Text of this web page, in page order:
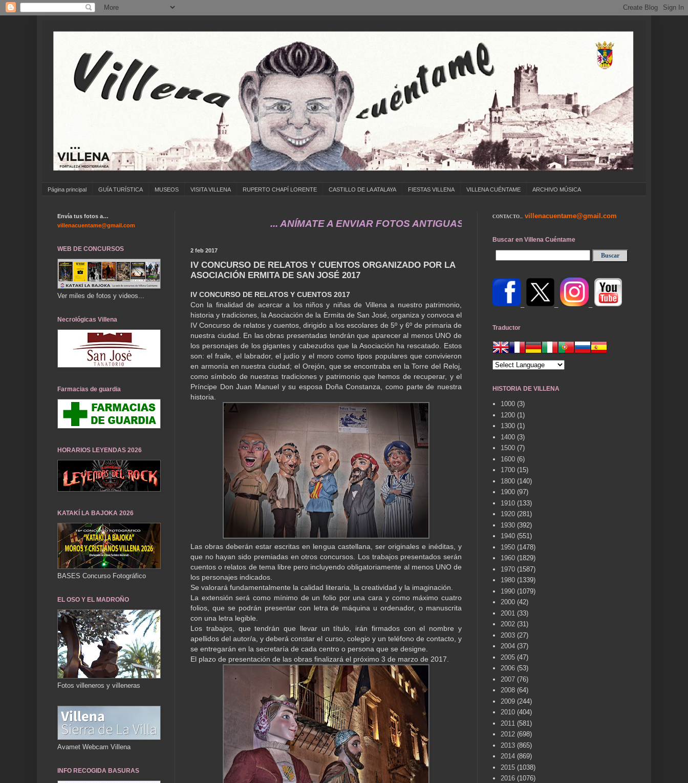
Página principal GUÍA TURÍSTICA MUSEOS VISITA VILLENA RUPERTO CHAPÍ LORENTE CASTILLO DE LA ATALAYA FIESTAS VILLENA VILLENA CUÉNTAME ARCHIVO MÚSICA
... ANÍMATE A ENVIAR FOTOS ANTIGUAS DE ... COLEGIOS ... CUMPLEAÑOS ... CARNAVAL ...
2 feb 2017
IV CONCURSO DE RELATOS Y CUENTOS ORGANIZADO POR LA
ASOCIACIÓN ERMITA DE SAN JOSÉ 2017
IV CONCURSO DE RELATOS Y CUENTOS 2017
Con la finalidad de acercar a los niños y niñas de Villena a nuestro patrimonio,
historia y tradiciones, la Asociación de la Ermita de San José, organiza y convoca el
IV Concurso de relatos y cuentos, dirigido a los escolares de 5º y 6º de primaria de
nuestra ciudad. En las obras presentadas tendrán que aparecer al menos UNO de
los personajes de los gigantes y cabezudos que la Asociación ha rescatado. Estos
son: el fraile, el labrador, el judío y el moro como tipos populares que convivieron
en armonía en nuestra ciudad; el Orejón, que se encontraba en la Torre del Reloj,
como símbolo de nuestras tradiciones y patrimonio que hemos de recuperar, y el
Príncipe Don Juan Manuel y su esposa Doña Constanza, como parte de nuestra
historia.
Las obras deberán estar escritas en lengua castellana, ser originales e inéditas, y
que no hayan sido premiadas en otros concursos. Los trabajos presentados serán
cuentos o relatos de tema libre pero incluyendo obligatoriamente al menos UNO de
los personajes indicados.
Se valorará fundamentalmente la calidad literaria, la creatividad y la imaginación.
La extensión será como mínimo de un folio por una cara y como máximo cuatro
folios, que se podrán presentar con letra de máquina u ordenador, o manuscrita
con una letra legible.
Los trabajos, que tendrán que llevar un título, irán firmados con el nombre y
apellidos del autor/a, y deberá constar el curso, colegio y un teléfono de contacto, y
se entregarán en la secretaría de cada centro o persona que se designe.
El plazo de presentación de las obras finalizará el próximo 3 de marzo de 2017.
Envía tus fotos a…
villenacuentame@gmail.com
WEB DE CONCURSOS
Ver miles de fotos y videos...
Necrológicas Villena
Farmacias de guardia
HORARIOS LEYENDAS 2026
KATAKÍ LA BAJOKA 2026
BASES Concurso Fotográfico
EL OSO Y EL MADROÑO
Fotos villeneros y villeneras
Avamet Webcam Villena
INFO RECOGIDA BASURAS
CONTACTO... villenacuentame@gmail.com
Buscar en Villena Cuéntame
Traductor
HISTORIA DE VILLENA
1000 (3)
1200 (1)
1300 (1)
1400 (3)
1500 (7)
1600 (6)
1700 (15)
1800 (140)
1900 (97)
1910 (133)
1920 (281)
1930 (392)
1940 (551)
1950 (1478)
1960 (1829)
1970 (1587)
1980 (1339)
1990 (1079)
2000 (42)
2001 (33)
2002 (31)
2003 (27)
2004 (37)
2005 (47)
2006 (53)
2007 (76)
2008 (64)
2009 (244)
2010 (404)
2011 (581)
2012 (698)
2013 (865)
2014 (869)
2015 (1038)
2016 (1076)